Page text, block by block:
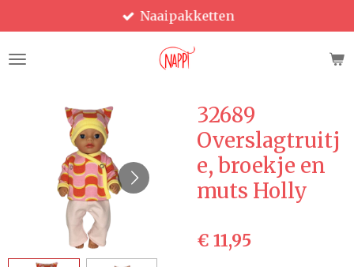
direct
naar
Naaipakketten
32689
Overslagtruitj
e, broekje en
muts Holly
€ 11,95